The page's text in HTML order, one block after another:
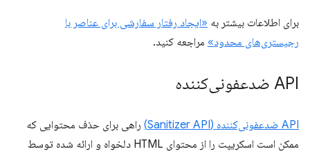
برای اطلاعات بیشتر به «ایجاد رفتار سفارشی برای عناصر با
رجیستری‌های محدود» مراجعه کنید.
API ضدعفونی‌کننده
API ضدعفونی‌کننده (Sanitizer API)
راهی برای حذف محتوایی که
ممکن است اسکریپت را از محتوای HTML دلخواه و ارائه شده توسط